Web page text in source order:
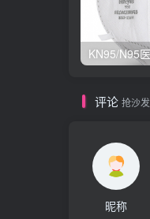
评论 抢沙发
昵称